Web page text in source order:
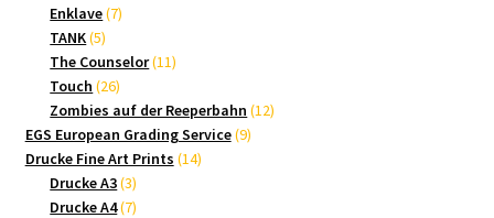
Enklave 77
TANK 55
Produkte
The Counselor 1111
Touch 2626
Produkte
Zombies auf der Reeperbahn 1212
EGS European Grading Service 99
Drucke Fine Art Prints 1414
Drucke A3 33
Produkte
Drucke A4 77